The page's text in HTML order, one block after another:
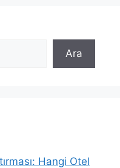
Ara
Hangi Otel